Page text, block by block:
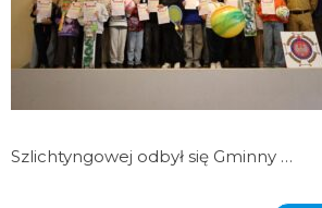
Szlichtyngowej odbył się Gminny …